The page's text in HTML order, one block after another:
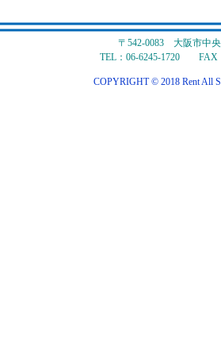
〒542-0083 大阪市中
TEL：06-6245-1720 FAX
COPYRIGHT © 2018 Rent All